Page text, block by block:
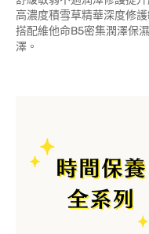
高濃度積雪草精華深度修
搭配維他命B5密集潤澤保
澤。